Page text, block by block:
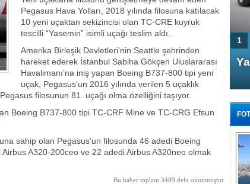
Pegasus Hava Yolları, 2018 yılında filosuna katılacak
10 yeni uçaktan sekizincisi olan TC-CRE kuyruk
tescilli “Yasemin” isimli uçağı teslim aldı.
Amerika Birleşik Devletleri’nin Seattle şehrinden
hareket ederek İstanbul Sabiha Gökçen Uluslararası
Havalimanı’na iniş yapan Boeing B737-800 tipi yeni
uçak, Pegasus’un 2016 yılında verilen 5 uçaklık
filosunun 81. uçağı olma özelliğini taşıyor.
Boeing B737-800 tipi TC-CRF Mine ve TC-CRG Efsun
sahip olan Pegasus’un filosunda 46 adedi Boeing
A320-200ceo ve 22 adedi Airbus A320neo olmak
Bu haber toplam 3489 defa okunmuştur
4 Kapılı AMG GT Coupe
Türkiye'de satışa çıktı
1